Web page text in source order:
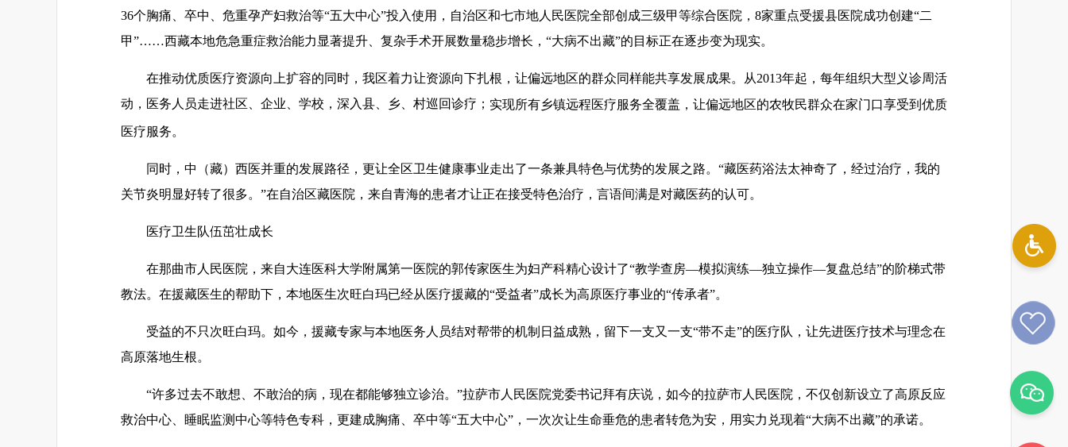
36个胸痛、卒中、危重孕产妇救治等“五大中心”投入使用，自治区和七市地人民医院全部创成三级甲等综合医院，8家重点受援县医院成功创建“二
甲”……西藏本地危急重症救治能力显著提升、复杂手术开展数量稳步增长，“大病不出藏”的目标正在逐步变为现实。
在推动优质医疗资源向上扩容的同时，我区着力让资源向下扎根，让偏远地区的群众同样能共享发展成果。从2013年起，每年组织大型义诊周活
动，医务人员走进社区、企业、学校，深入县、乡、村巡回诊疗； 实现所有乡镇远程医疗服务全覆盖，让偏远地区的农牧民群众在家门口享受到优质
医疗服务。
同时，中（藏）西医并重的发展路径，更让全区卫生健康事业走出了一条兼具特色与优势的发展之路。“藏医药浴法太神奇了，经过治疗，我的
关节炎明显好转了很多。”在自治区藏医院，来自青海的患者才让正在接受特色治疗，言语间满是对藏医药的认可。
医疗卫生队伍茁壮成长
在那曲市人民医院，来自大连医科大学附属第一医院的郭传家医生为妇产科精心设计了“教学查房—模拟演练—独立操作—复盘总结”的阶梯式带
教法。在援藏医生的帮助下，本地医生次旺白玛已经从医疗援藏的“受益者”成长为高原医疗事业的“传承者”。
受益的不只次旺白玛。如今，援藏专家与本地医务人员结对帮带的机制日益成熟，留下一支又一支“带不走”的医疗队，让先进医疗技术与理念在
高原落地生根。
“许多过去不敢想、不敢治的病，现在都能够独立诊治。”拉萨市人民医院党委书记拜有庆说，如今的拉萨市人民医院，不仅创新设立了高原反应
救治中心、睡眠监测中心等特色专科，更建成胸痛、卒中等“五大中心”，一次次让生命垂危的患者转危为安，用实力兑现着“大病不出藏”的承诺。